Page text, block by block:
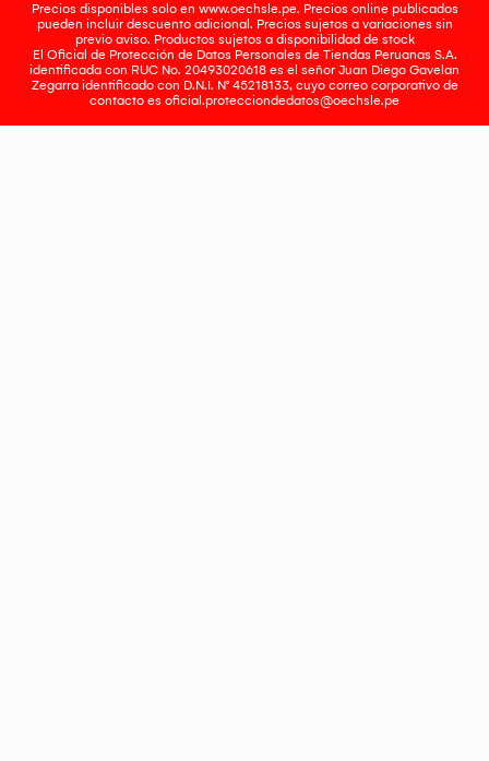
Precios disponibles solo en www.oechsle.pe. Precios online publicados
pueden incluir descuento adicional. Precios sujetos a variaciones sin
previo aviso. Productos sujetos a disponibilidad de stock
El Oficial de Protección de Datos Personales de Tiendas Peruanas S.A.
identificada con RUC No. 20493020618 es el señor Juan Diego Gavelan
Zegarra identificado con D.N.I. N° 45218133, cuyo correo corporativo de
contacto es oficial.protecciondedatos@oechsle.pe